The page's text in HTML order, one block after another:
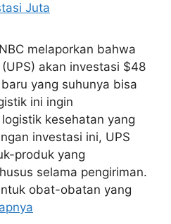
melaporkan bahwa
akan investasi $48
yang suhunya bisa
ini ingin
kesehatan yang
investasi ini, UPS
produk yang
selama pengiriman.
obat-obatan yang